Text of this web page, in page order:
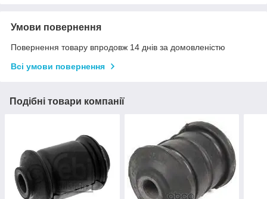
Умови повернення
Повернення товару впродовж 14 днів за домовленістю
Всі умови повернення
Подібні товари компанії